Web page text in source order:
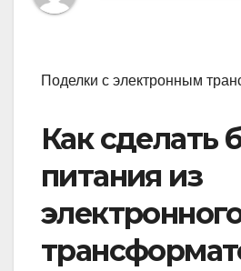
Поделки с электронным
Как сделать
питания из